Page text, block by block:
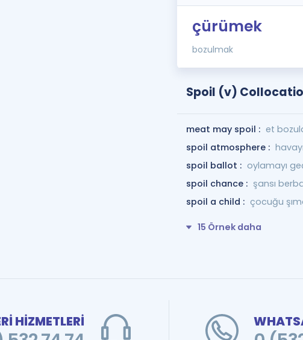
çürümek
bozulmak
Spoil (v)
meat may spoil : et
spoil atmosphere :
spoil ballot : oylamayı
spoil chance : şansı
spoil a child : çocuğu
15 Örnek daha
HİZMETLERİ